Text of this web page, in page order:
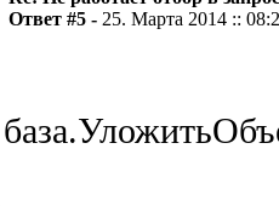
Ответ #5 - 25. Марта 2014 ::